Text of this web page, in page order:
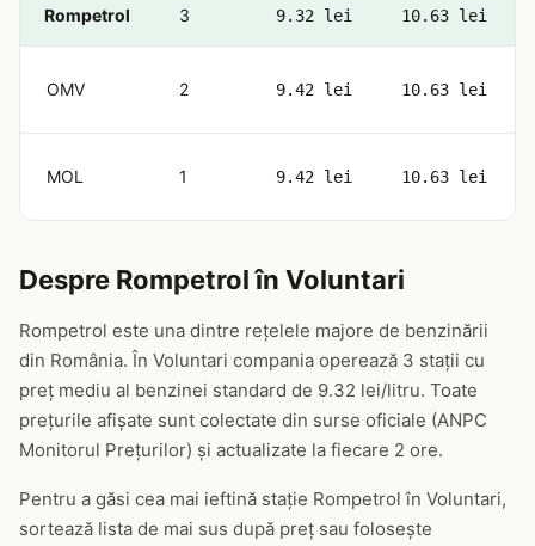
Rompetrol 3 9.32 lei 10.63 lei
OMV 2 9.42 lei 10.63 lei
MOL 1 9.42 lei 10.63 lei
Despre Rompetrol în Voluntari
Rompetrol este una dintre rețelele majore de benzinării
din România. În Voluntari compania operează 3 stații cu
preț mediu al benzinei standard de 9.32 lei/litru. Toate
prețurile afișate sunt colectate din surse oficiale (ANPC
Monitorul Prețurilor) și actualizate la fiecare 2 ore.
Pentru a găsi cea mai ieftină stație Rompetrol în Voluntari,
sortează lista de mai sus după preț sau folosește